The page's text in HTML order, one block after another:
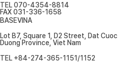
TEL070-4354-8814
FAX031-336-1658
BASEVINA
Lot B7, Square 1, D2 Street, Dat
Duong Province, Viet Nam
TEL +84-274-365-1151/1152